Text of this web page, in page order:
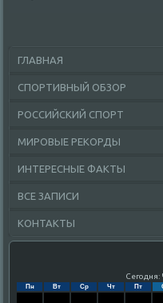
ГЛАВНАЯ
СПОРТИВНЫЙ ОБЗОР
РОССИЙСКИЙ СПОРТ
МИРОВЫЕ РЕКОРДЫ
ИНТЕРЕСНЫЕ ФАКТЫ
ВСЕ ЗАПИСИ
КОНТАКТЫ
Сегодня:
Пн Вт Ср Чт Пт